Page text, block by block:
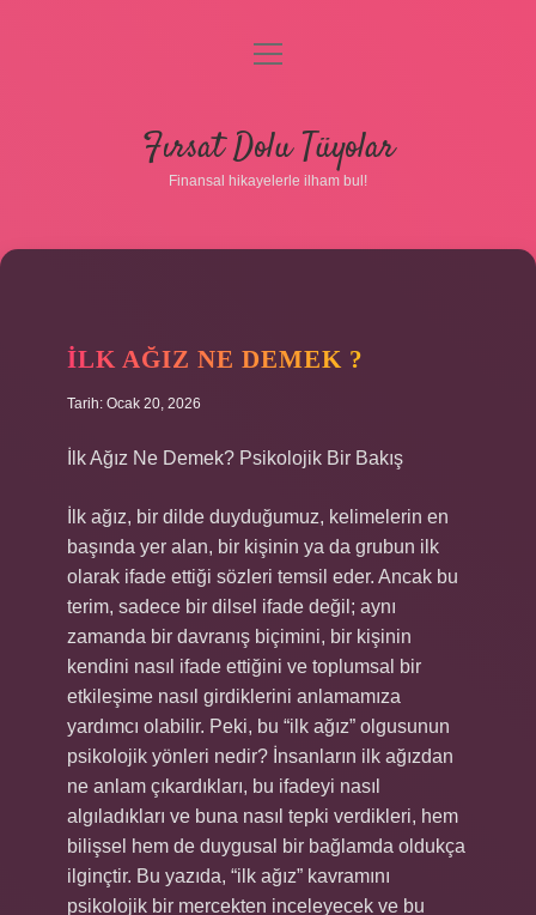
Gizlilik Politikası
Hakkımızda
menüyü
Fırsat Dolu Tüyolar
Finansal hikayelerle ilham bul!
İLK AĞIZ NE DEMEK ?
Tarih: Ocak 20, 2026
İlk Ağız Ne Demek? Psikolojik Bir Bakış
İlk ağız, bir dilde duyduğumuz, kelimelerin en
başında yer alan, bir kişinin ya da grubun ilk
olarak ifade ettiği sözleri temsil eder. Ancak bu
terim, sadece bir dilsel ifade değil; aynı
zamanda bir davranış biçimini, bir kişinin
kendini nasıl ifade ettiğini ve toplumsal bir
etkileşime nasıl girdiklerini anlamamıza
yardımcı olabilir. Peki, bu “ilk ağız” olgusunun
psikolojik yönleri nedir? İnsanların ilk ağızdan
ne anlam çıkardıkları, bu ifadeyi nasıl
algıladıkları ve buna nasıl tepki verdikleri, hem
bilişsel hem de duygusal bir bağlamda oldukça
ilginçtir. Bu yazıda, “ilk ağız” kavramını
psikolojik bir mercekten inceleyecek ve bu